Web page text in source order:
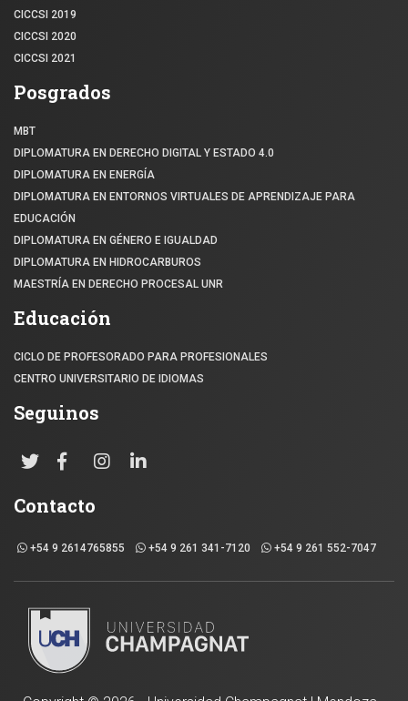
CICCSI 2019
CICCSI 2020
CICCSI 2021
Posgrados
MBT
DIPLOMATURA EN DERECHO DIGITAL Y ESTADO 4.0
DIPLOMATURA EN ENERGÍA
DIPLOMATURA EN ENTORNOS VIRTUALES DE APRENDIZAJE PARA
EDUCACIÓN
DIPLOMATURA EN GÉNERO E IGUALDAD
DIPLOMATURA EN HIDROCARBUROS
MAESTRÍA EN DERECHO PROCESAL UNR
Educación
CICLO DE PROFESORADO PARA PROFESIONALES
CENTRO UNIVERSITARIO DE IDIOMAS
Seguinos
Contacto
+54 9 2614765855 +54 9 261 341-7120 +54 9 261 552-7047